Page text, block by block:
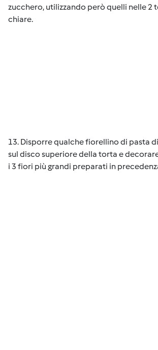
zucchero, utilizzando però quelli nelle 2
chiare.
13. Disporre qualche fiorellino di pasta
sul disco superiore della torta e
i 3 fiori più grandi preparati in